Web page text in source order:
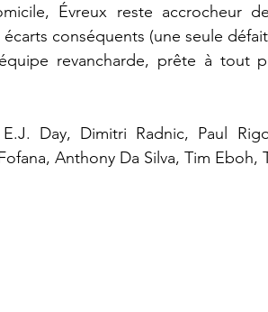
Évreux reste accrocheur
conséquents (une seule
revancharde, prête à tout
E.J. Day, Dimitri Radnic, Paul
Anthony Da Silva, Tim Eboh,